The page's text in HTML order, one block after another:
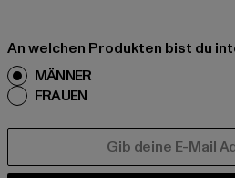
An welchen Produkten bist du
MÄNNER
FRAUEN